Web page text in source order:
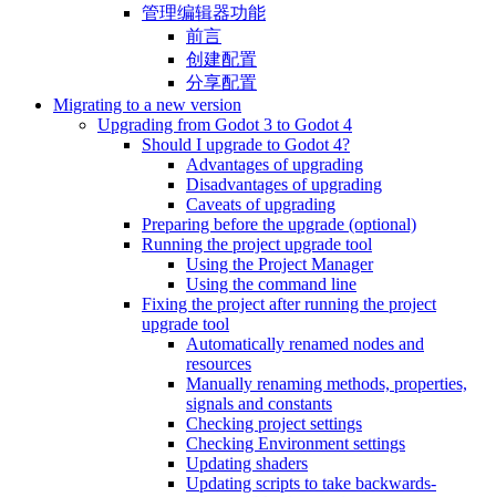
管理编辑器功能
前言
创建配置
分享配置
Migrating to a new version
Upgrading from Godot 3 to Godot 4
Should I upgrade to Godot 4?
Advantages of upgrading
Disadvantages of upgrading
Caveats of upgrading
Preparing before the upgrade (optional)
Running the project upgrade tool
Using the Project Manager
Using the command line
Fixing the project after running the project
upgrade tool
Automatically renamed nodes and
resources
Manually renaming methods, properties,
signals and constants
Checking project settings
Checking Environment settings
Updating shaders
Updating scripts to take backwards-